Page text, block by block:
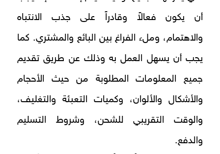
أن يكون فعالاً وقادراً على جذب الانتباه
والاهتمام، وملء الفراغ بين البائع والمشتري. كما
يجب أن يسهل العمل به وذلك عن طريق تقديم
جميع المعلومات المطلوبة من حيث الأحجام
والأشكال والألوان، وكميات التعبئة والتغليف،
والوقت التقريبي للشحن، وشروط التسليم
والدفع.